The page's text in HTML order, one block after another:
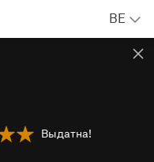
BE
Выдатна!